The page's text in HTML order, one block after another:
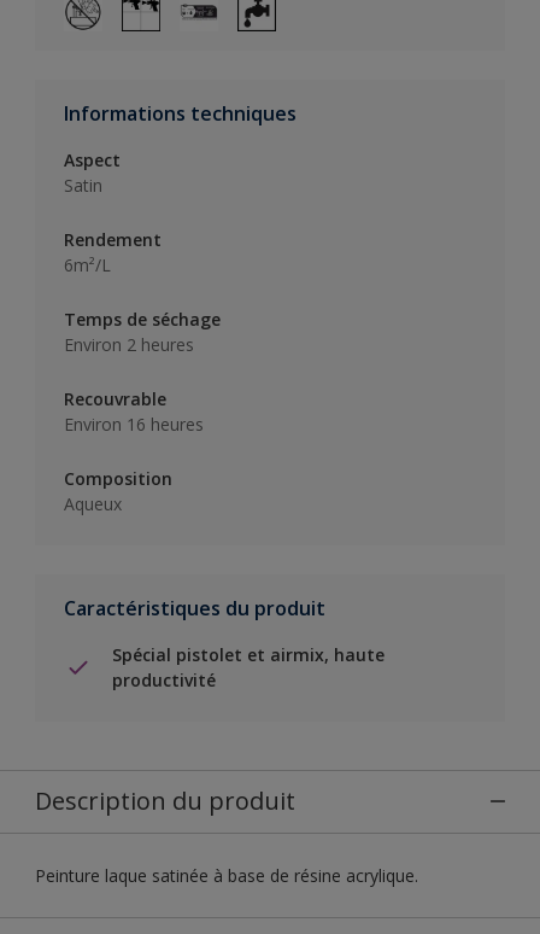
Informations techniques
Aspect
Satin
Rendement
6m²/L
Temps de séchage
Environ 2 heures
Recouvrable
Environ 16 heures
Composition
Aqueux
Caractéristiques du produit
Spécial pistolet et airmix, haute
productivité
Description du produit
Peinture laque satinée à base de résine acrylique.